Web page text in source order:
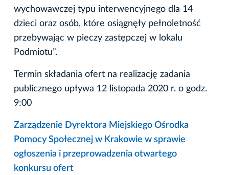
wychowawczej typu interwencyjnego dla 14
dzieci oraz osób, które osiągnęły pełnoletność
przebywając w pieczy zastępczej w lokalu
Podmiotu”.
Termin składania ofert na realizację zadania
publicznego upływa 12 listopada 2020 r. o godz.
9:00
Zarządzenie Dyrektora Miejskiego Ośrodka
Pomocy Społecznej w Krakowie w sprawie
ogłoszenia i przeprowadzenia otwartego
konkursu ofert